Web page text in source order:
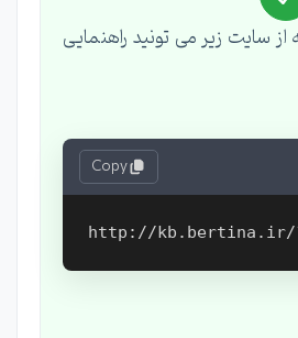
از سایت زیر می تونید راهنمایی
Copy